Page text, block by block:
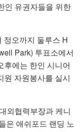
인 유권자들을 위한
정오까지 둘루스 H
Park) 투표소에서
후에는 한인 시니어
원 자원봉사를 실시
외협력부장과 케니
은 애쉬포드 랜딩 노